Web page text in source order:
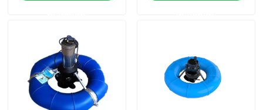
Aérateur de roue de palette d'étang
Aérateur de roue de palette d'aquiculture